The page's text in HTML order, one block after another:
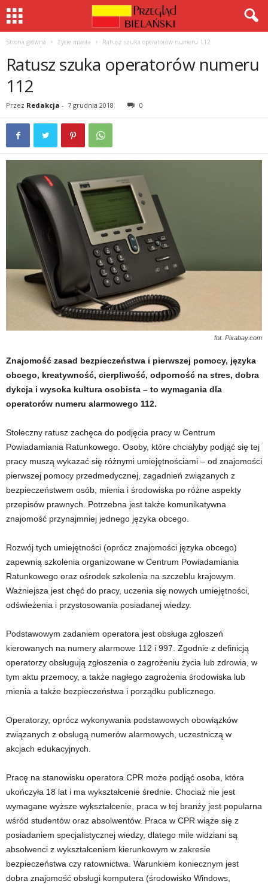
Strona główna Życie miasta Ratusz szuka operatorów numeru 112
Ratusz szuka operatorów numeru
112
Przez Redakcja - 7 grudnia 2018 0
fot. Pixabay.com
Znajomość zasad bezpieczeństwa i pierwszej pomocy, języka
obcego, kreatywność, cierpliwość, odporność na stres, dobra
dykcja i wysoka kultura osobista – to wymagania dla
operatorów numeru alarmowego 112.
Stołeczny ratusz zachęca do podjęcia pracy w Centrum
Powiadamiania Ratunkowego. Osoby, które chciałyby podjąć się tej
pracy muszą wykazać się różnymi umiejętnościami – od znajomości
pierwszej pomocy przedmedycznej, zagadnień związanych z
bezpieczeństwem osób, mienia i środowiska po różne aspekty
przepisów prawnych. Potrzebna jest także komunikatywna
znajomość przynajmniej jednego języka obcego.
Rozwój tych umiejętności (oprócz znajomości języka obcego)
zapewnią szkolenia organizowane w Centrum Powiadamiania
Ratunkowego oraz ośrodek szkolenia na szczeblu krajowym.
Ważniejsza jest chęć do pracy, uczenia się nowych umiejętności,
odświeżenia i przystosowania posiadanej wiedzy.
Podstawowym zadaniem operatora jest obsługa zgłoszeń
kierowanych na numery alarmowe 112 i 997. Zgodnie z definicją
operatorzy obsługują zgłoszenia o zagrożeniu życia lub zdrowia, w
tym aktu przemocy, a także nagłego zagrożenia środowiska lub
mienia a także bezpieczeństwa i porządku publicznego.
Operatorzy, oprócz wykonywania podstawowych obowiązków
związanych z obsługą numerów alarmowych, uczestniczą w
akcjach edukacyjnych.
Pracę na stanowisku operatora CPR może podjąć osoba, która
ukończyła 18 lat i ma wykształcenie średnie. Chociaż nie jest
wymagane wyższe wykształcenie, praca w tej branży jest popularna
wśród studentów oraz absolwentów. Praca w CPR wiąże się z
posiadaniem specjalistycznej wiedzy, dlatego mile widziani są
absolwenci z wykształceniem kierunkowym w zakresie
bezpieczeństwa czy ratownictwa. Warunkiem koniecznym jest
dobra znajomość obsługi komputera (środowisko Windows,